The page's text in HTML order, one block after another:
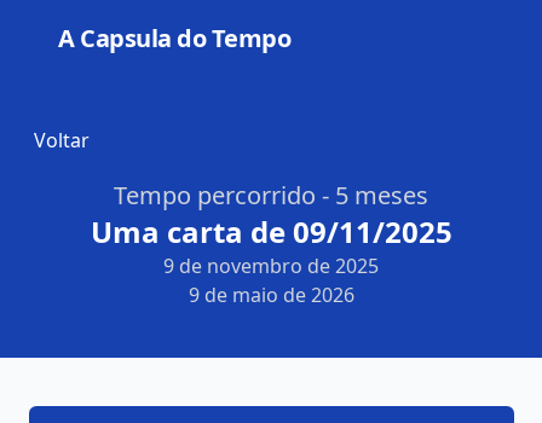
A Capsula do Tempo
Voltar
Tempo percorrido - 5 meses
Uma carta de 09/11/2025
9 de novembro de 2025
9 de maio de 2026